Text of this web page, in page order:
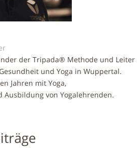
der Tripada® Methode und Leiter
und Yoga in Wuppertal.
Jahren mit Yoga,
von Yogalehrenden.